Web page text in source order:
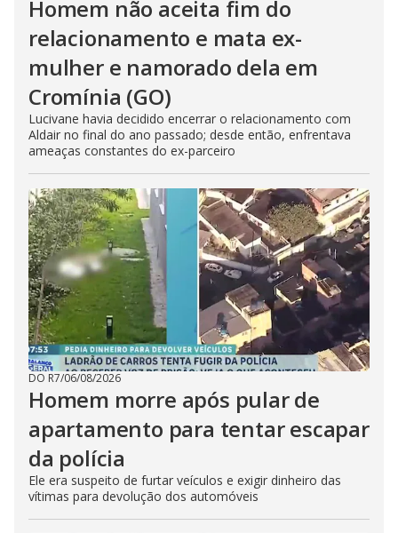
Homem não aceita fim do
relacionamento e mata ex-
mulher e namorado dela em
Cromínia (GO)
Lucivane havia decidido encerrar o relacionamento com
Aldair no final do ano passado; desde então, enfrentava
ameaças constantes do ex-parceiro
DO R7/06/08/2026
Homem morre após pular de
apartamento para tentar escapar
da polícia
Ele era suspeito de furtar veículos e exigir dinheiro das
vítimas para devolução dos automóveis